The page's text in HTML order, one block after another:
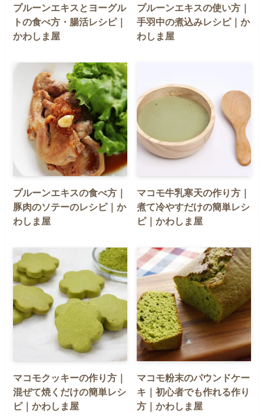
プルーンエキスとヨーグル
トの食べ方・腸活レシピ｜
かわしま屋
プルーンエキスの使い方｜
手羽中の煮込みレシピ｜か
わしま屋
プルーンエキスの食べ方｜
豚肉のソテーのレシピ｜か
わしま屋
マコモ牛乳寒天の作り方｜
煮て冷やすだけの簡単レシ
ピ｜かわしま屋
マコモクッキーの作り方｜
混ぜて焼くだけの簡単レシ
ピ｜かわしま屋
マコモ粉末のパウンドケー
キ｜初心者でも作れる作り
方｜かわしま屋